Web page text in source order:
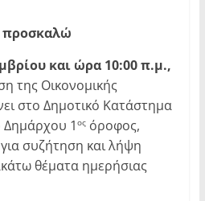
προσκαλώ
και ώρα 10:00 π.μ.,
της Οικονομικής
στο Δημοτικό Κατάστημα
Δημάρχου 1 οςόροφος,
συζήτηση και λήψη
θέματα ημερήσιας